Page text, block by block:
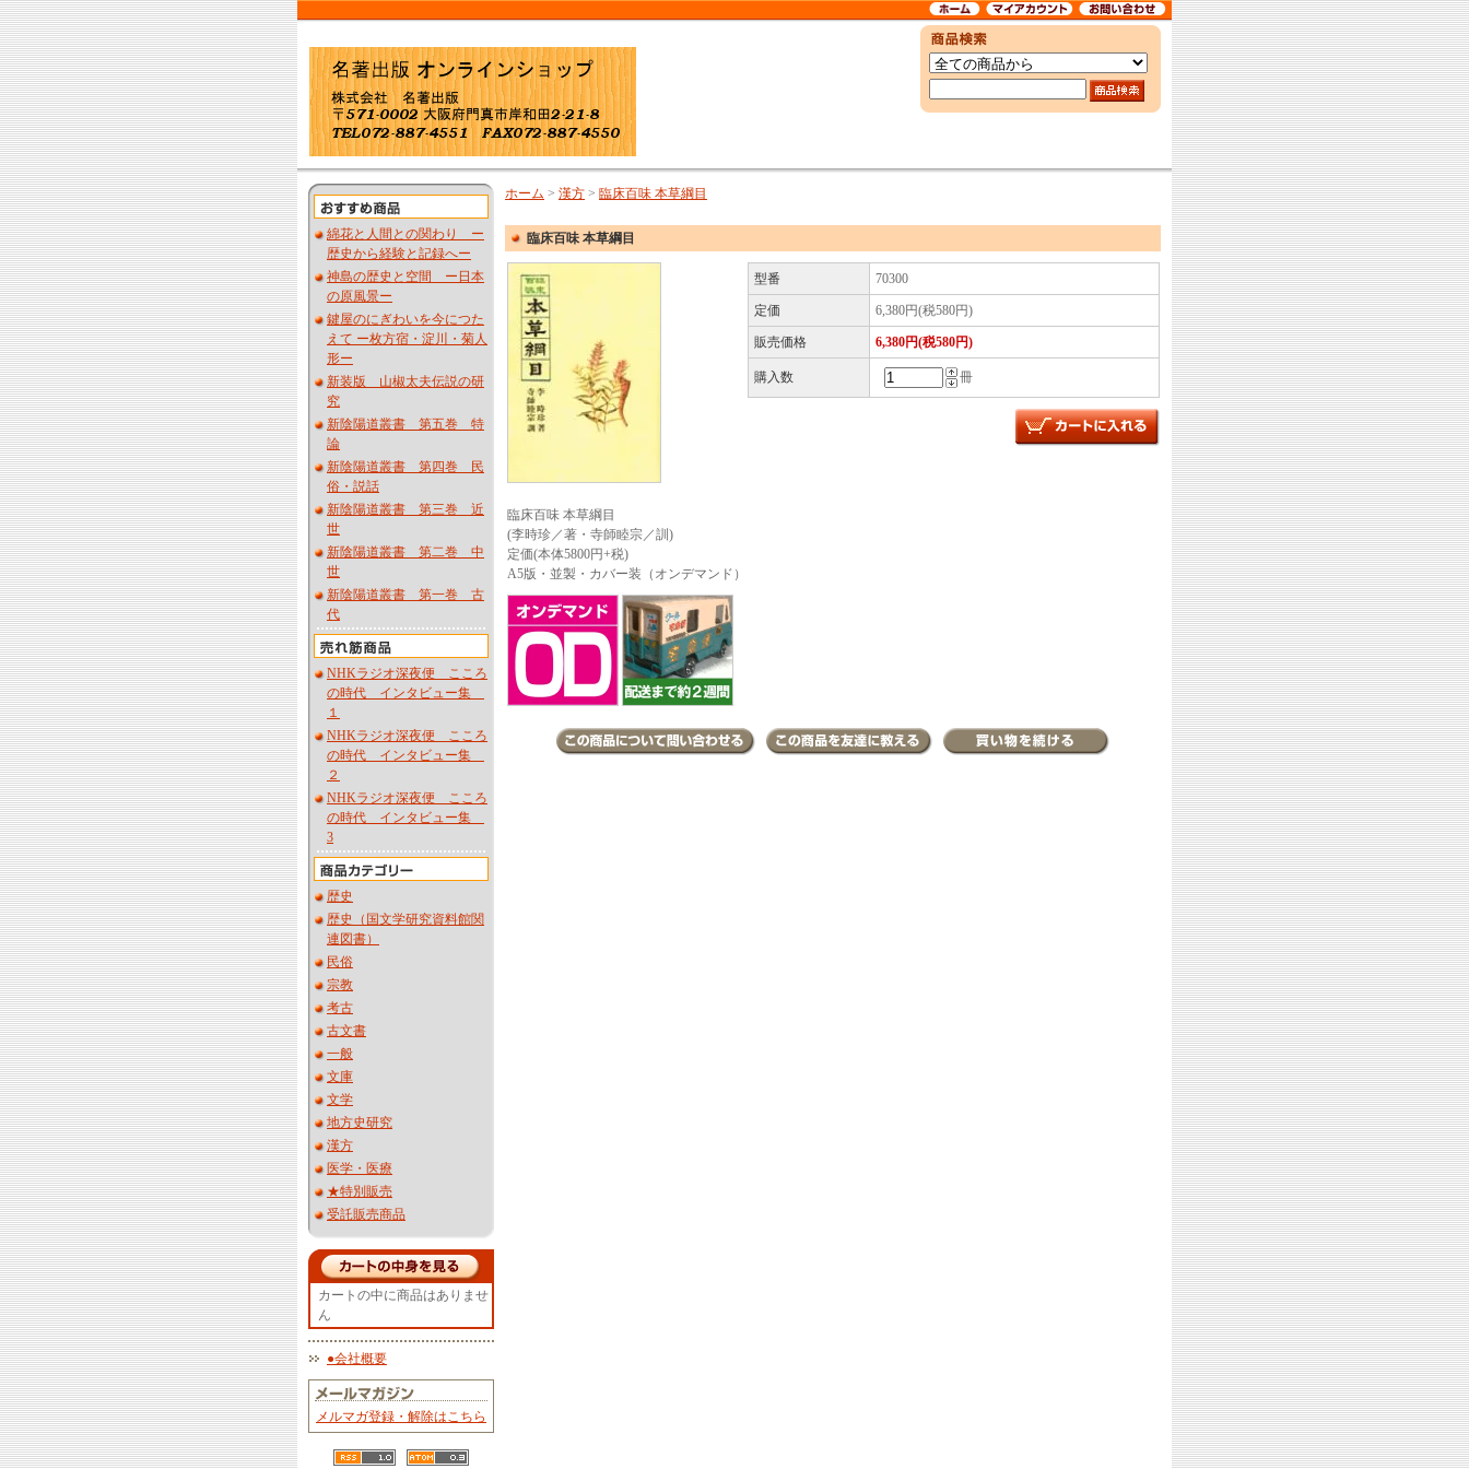
綿花と人間との関わり ー
歴史から経験と記録へー
神島の歴史と空間 ー日本
の原風景ー
鍵屋のにぎわいを今につた
えて ー枚方宿・淀川・菊人
形ー
新装版 山椒太夫伝説の研
究
新陰陽道叢書 第五巻 特
論
新陰陽道叢書 第四巻 民
俗・説話
新陰陽道叢書 第三巻 近
世
新陰陽道叢書 第二巻 中
世
新陰陽道叢書 第一巻 古
代
NHKラジオ深夜便 こころ
の時代 インタビュー集
１
NHKラジオ深夜便 こころ
の時代 インタビュー集
２
NHKラジオ深夜便 こころ
の時代 インタビュー集
3
歴史
歴史（国文学研究資料館関
連図書）
民俗
宗教
考古
古文書
一般
文庫
文学
地方史研究
漢方
医学・医療
★特別販売
受託販売商品
カートの中に商品はありませ
ん
●会社概要
メルマガ登録・解除はこちら
ホーム > 漢方 > 臨床百味 本草綱目
臨床百味 本草綱目
型番 70300
定価 6,380円(税580円)
販売価格 6,380円(税580円)
購入数 冊
臨床百味 本草綱目
(李時珍／著・寺師睦宗／訓)
定価(本体5800円+税)
A5版・並製・カバー装（オンデマンド）